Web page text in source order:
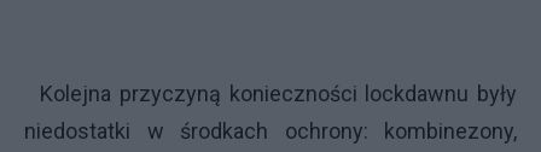
Kolejna przyczyną konieczności lockdawnu były
niedostatki w środkach ochrony: kombinezony,